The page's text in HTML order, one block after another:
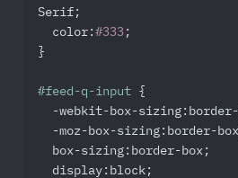
Serif;
color :#333 ;
}
#feed-q-input {
-webkit-box-sizing
-moz-box-sizing :border-
box-sizing :border-box;
display :block;